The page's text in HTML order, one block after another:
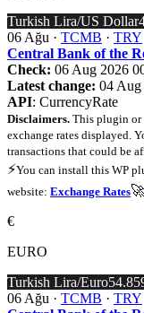
Turkish Lira/US Dollar
06 Ağu · TCMB · TRY
Central Bank of the
Check: 06 Aug 2026
Latest change: 04
API: CurrencyRate
Disclaimers. This plugin or
exchange rates displayed.
transactions that could be
⚡You can install this WP
website: Exchange Rates🚀
€
EURO
Turkish Lira/Euro
06 Ağu · TCMB · TRY